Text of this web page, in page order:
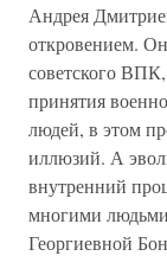
Андрея
откровением.
советского
принятия
людей, в этом
иллюзий. А
внутренний
многими
Георгиевной